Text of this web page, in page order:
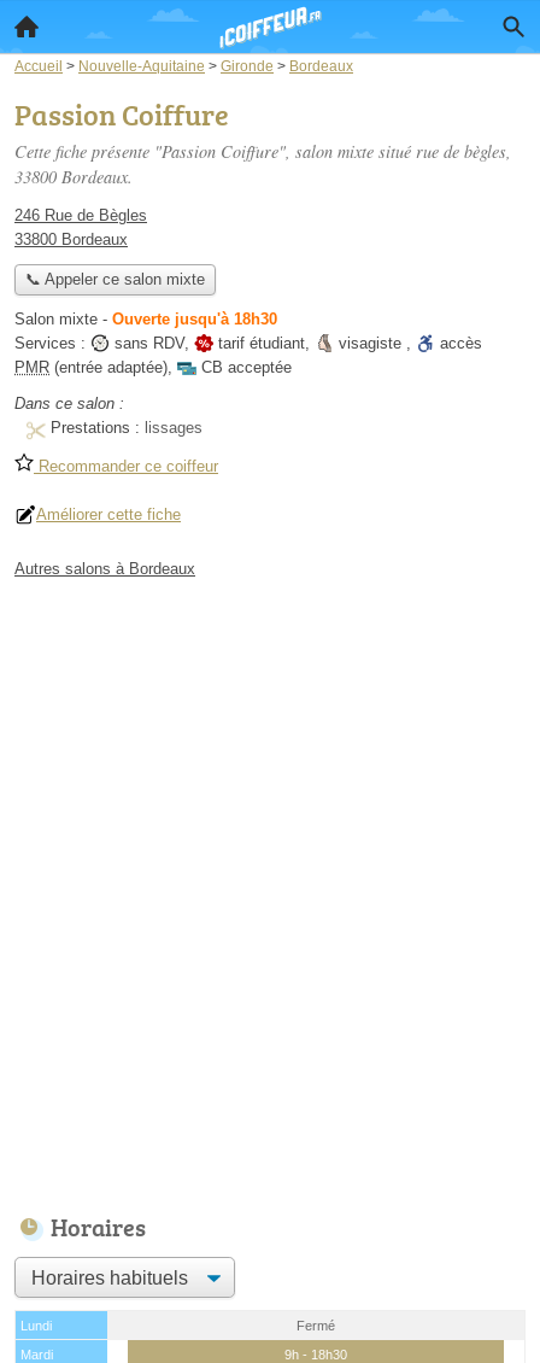
Accueil > Nouvelle-Aquitaine > Gironde > Bordeaux
Passion Coiffure
Cette fiche présente "Passion Coiffure", salon mixte situé rue de bègles,
33800 Bordeaux.
246 Rue de Bègles
33800 Bordeaux
📞 Appeler ce salon mixte
Salon mixte - Ouverte jusqu'à 18h30
Services :
sans RDV, tarif étudiant, visagiste ,
accès
PMR (entrée adaptée),
CB acceptée
Dans ce salon :
Prestations : lissages
Recommander ce coiffeur
Améliorer cette fiche
Autres salons à Bordeaux
Horaires
Lundi
Fermé
Mardi
9h - 18h30